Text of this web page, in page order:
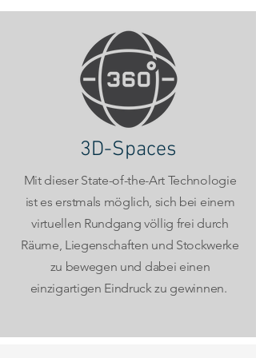
3D-Spaces
Mit dieser State-of-the-Art Technologie
ist es erstmals möglich, sich bei einem
virtuellen Rundgang völlig frei durch
Räume, Liegenschaften und Stockwerke
zu bewegen und dabei einen
einzigartigen Eindruck zu gewinnen.